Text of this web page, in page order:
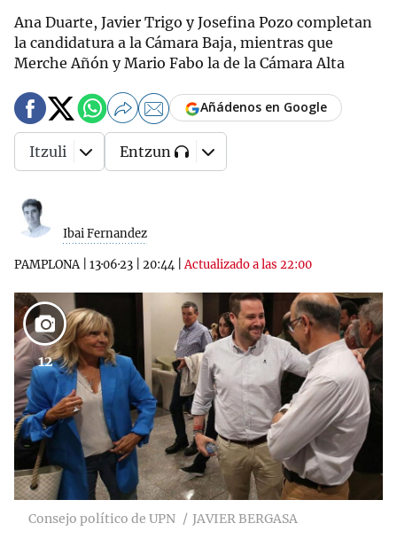
Ana Duarte, Javier Trigo y Josefina Pozo completan
la candidatura a la Cámara Baja, mientras que
Merche Añón y Mario Fabo la de la Cámara Alta
Ibai Fernandez
PAMPLONA| 13·06·23 20:44 |Actualizado a las 22:00
Añádenos en Google
Itzuli Entzun
12
Consejo político de UPN JAVIER BERGASA